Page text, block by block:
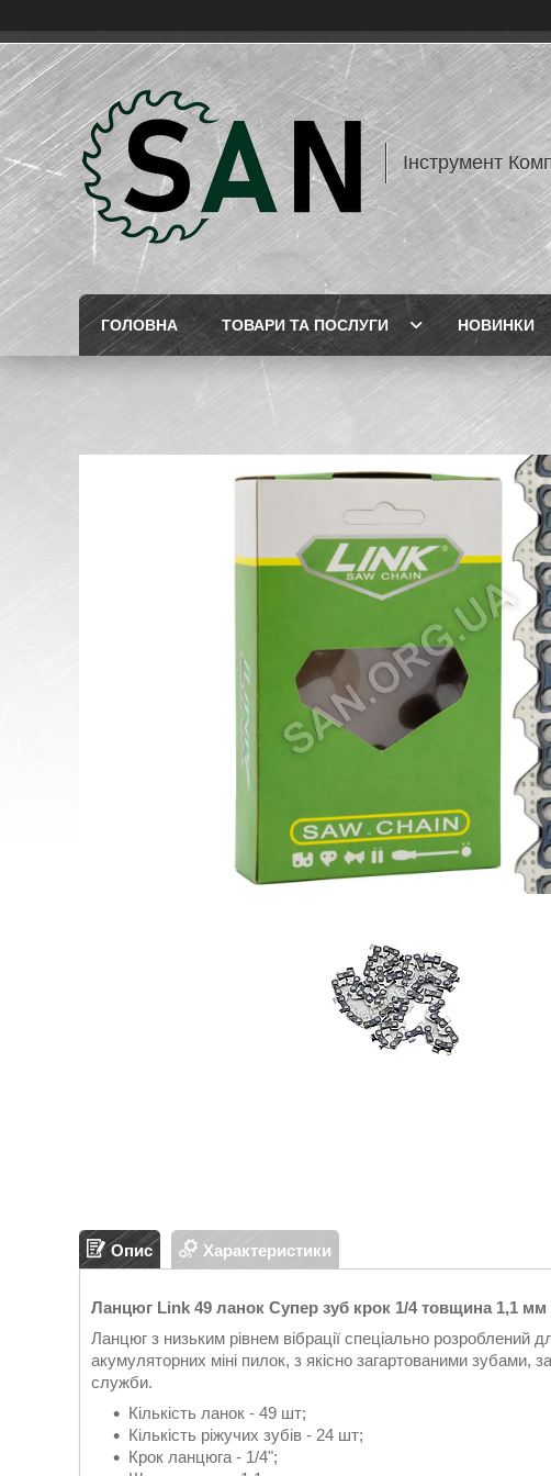
Інструмент
ГОЛОВНА ТОВАРИ ТА ПОСЛУГИ НОВИНКИ
Опис Характеристики
Ланцюг Link 49 ланок Супер зуб крок 1/4 товщина 1,1 мм
Ланцюг з низьким рівнем вібрації спеціально розроблений
акумуляторних міні пилок, з якісно загартованими зубами,
служби.
Кількість ланок - 49 шт;
Кількість ріжучих зубів - 24 шт;
Крок ланцюга - 1/4";